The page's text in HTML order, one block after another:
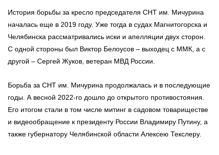
История борьбы за кресло председателя СНТ им. Мичурина
началась еще в 2019 году. Уже тогда в судах Магнитогорска и
Челябинска рассматривались иски и апелляции двух сторон.
С одной стороны был Виктор Белоусов – выходец с ММК, а с
другой – Сергей Жуков, ветеран МВД России.
Борьба за СНТ им. Мичурина продолжалась и в последующие
годы. А весной 2022-го дошло до открытого противостояния.
Его итогом стали в том числе митинг в садовом товариществе
и видеообращение к президенту России Владимиру Путину, а
также губернатору Челябинской области Алексею Текслеру.